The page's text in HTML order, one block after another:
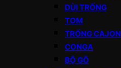
DÙI TRỐNG
TOM
TRỐNG CAJON
CONGA
BỘ GÕ